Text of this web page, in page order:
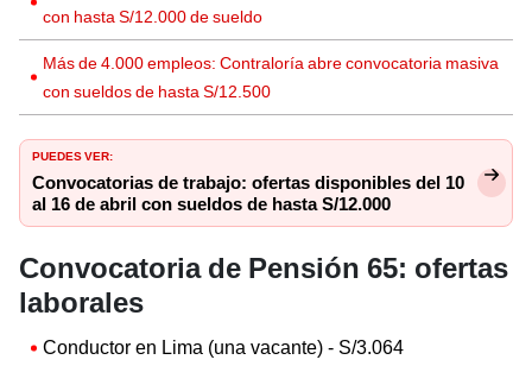
con hasta S/12.000 de sueldo
Más de 4.000 empleos: Contraloría abre convocatoria masiva
con sueldos de hasta S/12.500
PUEDES VER:
Convocatorias de trabajo: ofertas disponibles del 10
al 16 de abril con sueldos de hasta S/12.000
Convocatoria de Pensión 65: ofertas
laborales
Conductor en Lima (una vacante) - S/3.064